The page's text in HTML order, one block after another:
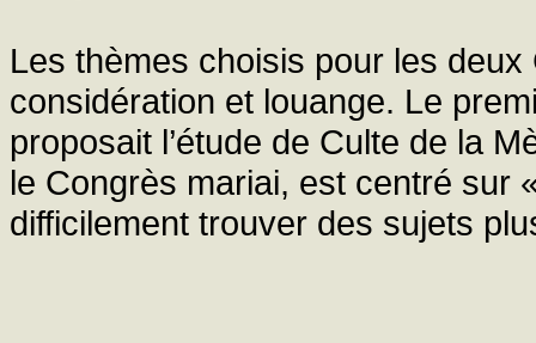
Les thèmes choisis pour les
considération et louange. Le
proposait l’étude de Culte de la
le Congrès mariai, est centré sur
difficilement trouver des sujets